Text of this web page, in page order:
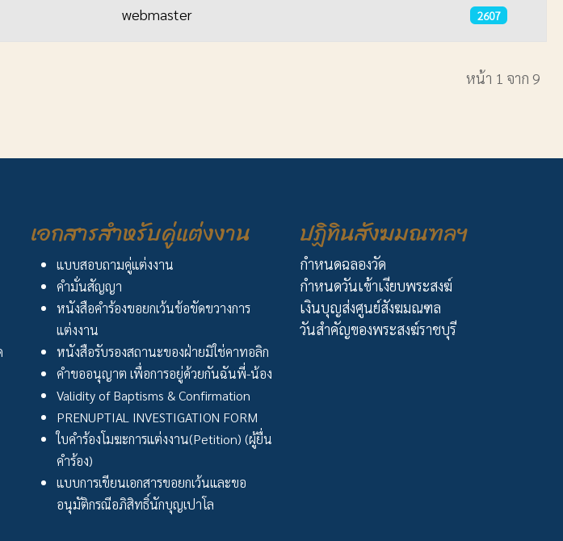
webmaster 2607
หน้า 1 จาก 9
เอกสารสำหรับคู่แต่งงาน
แบบสอบถามคู่แต่งงาน
คำมั่นสัญญา
หนังสือคำร้องขอยกเว้นข้อขัดขวางการ
แต่งงาน
หนังสือรับรองสถานะของฝ่ายมิใช่คาทอลิก
คำขออนุญาต เพื่อการอยู่ด้วยกันฉันพี่-น้อง
Validity of Baptisms & Confirmation
PRENUPTIAL INVESTIGATION FORM
ใบคำร้องโมฆะการแต่งงาน(Petition) (ผู้ยื่น
คำร้อง)
แบบการเขียนเอกสารขอยกเว้นและขอ
อนุมัติกรณีอภิสิทธิ์นักบุญเปาโล
ปฏิทินสังฆมณฑลฯ
กำหนดฉลองวัด
กำหนดวันเข้าเงียบพระสงฆ์
เงินบุญส่งศูนย์สังฆมณฑล
วันสำคัญของพระสงฆ์ราชบุรี